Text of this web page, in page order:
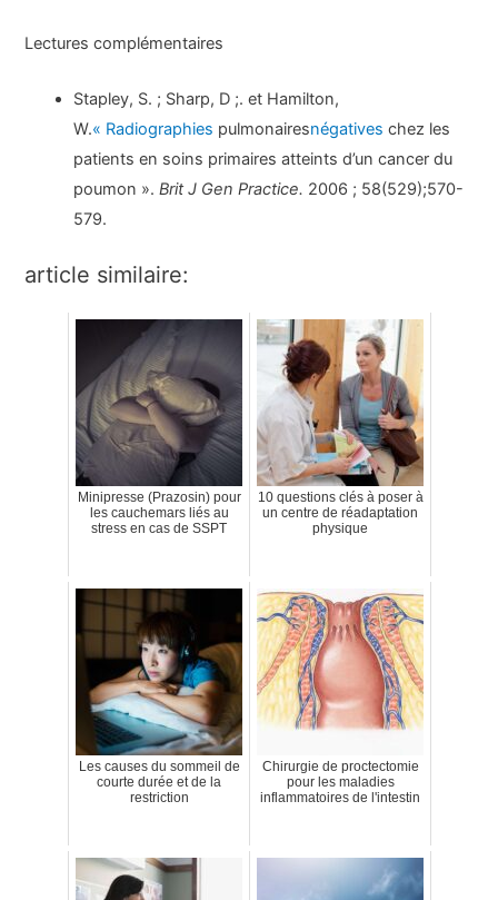
Lectures complémentaires
Stapley, S. ; Sharp, D ;. et Hamilton,
W.« Radiographies pulmonairesnégatives chez les
patients en soins primaires atteints d’un cancer du
poumon ».Brit J Gen Practice. 2006 ; 58(529);570-
579.
article similaire:
Minipresse (Prazosin) pour
les cauchemars liés au
stress en cas de SSPT
10 questions clés à poser à
un centre de réadaptation
physique
Les causes du sommeil de
courte durée et de la
restriction
Chirurgie de proctectomie
pour les maladies
inflammatoires de l'intestin